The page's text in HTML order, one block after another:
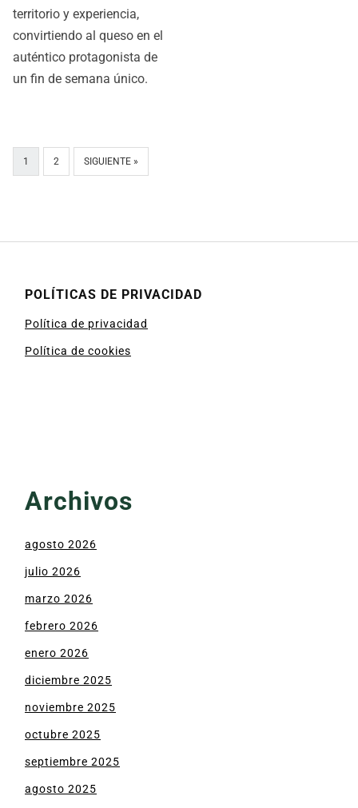
territorio y experiencia,
convirtiendo al queso en el
auténtico protagonista de
un fin de semana único.
1 2 SIGUIENTE »
POLÍTICAS DE PRIVACIDAD
Política de privacidad
Política de cookies
Archivos
agosto 2026
julio 2026
marzo 2026
febrero 2026
enero 2026
diciembre 2025
noviembre 2025
octubre 2025
septiembre 2025
agosto 2025